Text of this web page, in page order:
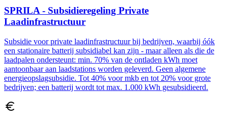
SPRILA - Subsidieregeling Private
Laadinfrastructuur
Subsidie voor private laadinfrastructuur bij bedrijven, waarbij óók
een stationaire batterij subsidiabel kan zijn - maar alleen als die de
laadpalen ondersteunt: min. 70% van de ontladen kWh moet
aantoonbaar aan laadstations worden geleverd. Geen algemene
energieopslagsubsidie. Tot 40% voor mkb en tot 20% voor grote
bedrijven; een batterij wordt tot max. 1.000 kWh gesubsidieerd.